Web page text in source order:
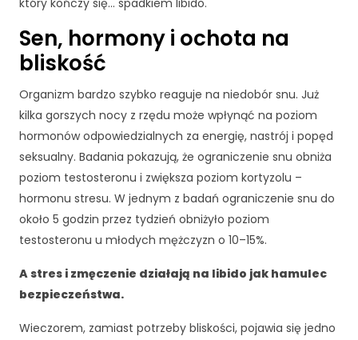
który kończy się… spadkiem libido.
Sen, hormony i ochota na
bliskość
Organizm bardzo szybko reaguje na niedobór snu. Już
kilka gorszych nocy z rzędu może wpłynąć na poziom
hormonów odpowiedzialnych za energię, nastrój i popęd
seksualny. Badania pokazują, że ograniczenie snu obniża
poziom testosteronu i zwiększa poziom kortyzolu –
hormonu stresu. W jednym z badań ograniczenie snu do
około 5 godzin przez tydzień obniżyło poziom
testosteronu u młodych mężczyzn o 10–15%.
A stres i zmęczenie działają na libido jak hamulec
bezpieczeństwa.
Wieczorem, zamiast potrzeby bliskości, pojawia się jedno